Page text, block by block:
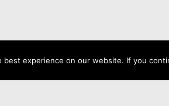
experience on our website. If you